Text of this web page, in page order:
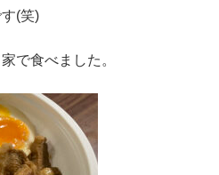
(笑)
で食べました。